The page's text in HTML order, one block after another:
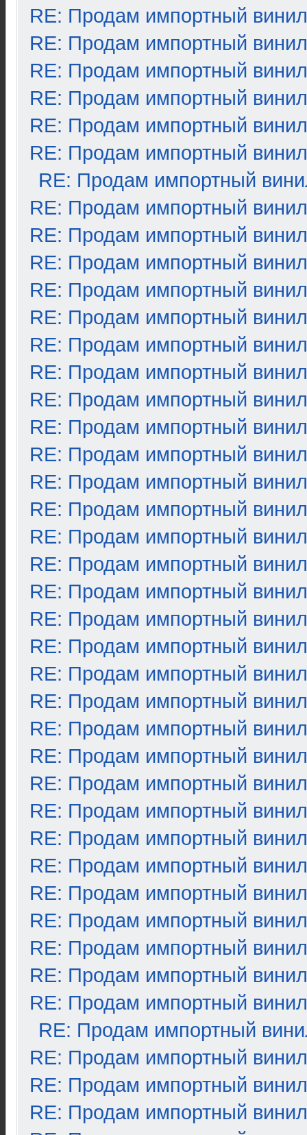
RE: Продам импортный винил
RE: Продам импортный винил
RE: Продам импортный винил
RE: Продам импортный винил
RE: Продам импортный винил
RE: Продам импортный винил
RE: Продам импортный
RE: Продам импортный винил
RE: Продам импортный винил
RE: Продам импортный винил
RE: Продам импортный винил
RE: Продам импортный винил
RE: Продам импортный винил
RE: Продам импортный винил
RE: Продам импортный винил
RE: Продам импортный винил
RE: Продам импортный винил
RE: Продам импортный винил
RE: Продам импортный винил
RE: Продам импортный винил
RE: Продам импортный винил
RE: Продам импортный винил
RE: Продам импортный винил
RE: Продам импортный винил
RE: Продам импортный винил
RE: Продам импортный винил
RE: Продам импортный винил
RE: Продам импортный винил
RE: Продам импортный винил
RE: Продам импортный винил
RE: Продам импортный винил
RE: Продам импортный винил
RE: Продам импортный винил
RE: Продам импортный винил
RE: Продам импортный винил
RE: Продам импортный винил
RE: Продам импортный винил
RE: Продам импортный
RE: Продам импортный винил
RE: Продам импортный винил
RE: Продам импортный винил